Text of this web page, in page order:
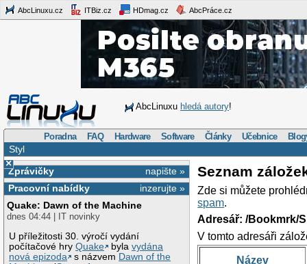
AbcLinuxu.cz ITBiz.cz HDmag.cz AbcPráce.cz
AbcLinuxu hledá autory!
Poradna FAQ Hardware Software Články Učebnice
Styl
×
napište »
Zprávičky
inzerujte »
Pracovní nabídky
Quake: Dawn of the Machine
dnes 04:44 | IT novinky
U příležitosti 30. výročí vydání
počítačové hryQuake bylavydána
nová epizoda
s názvem Dawn of the
Seznam
Zde si můžete
spam.
Adresář: /Bookmrk/
V tomto adresáři
Název